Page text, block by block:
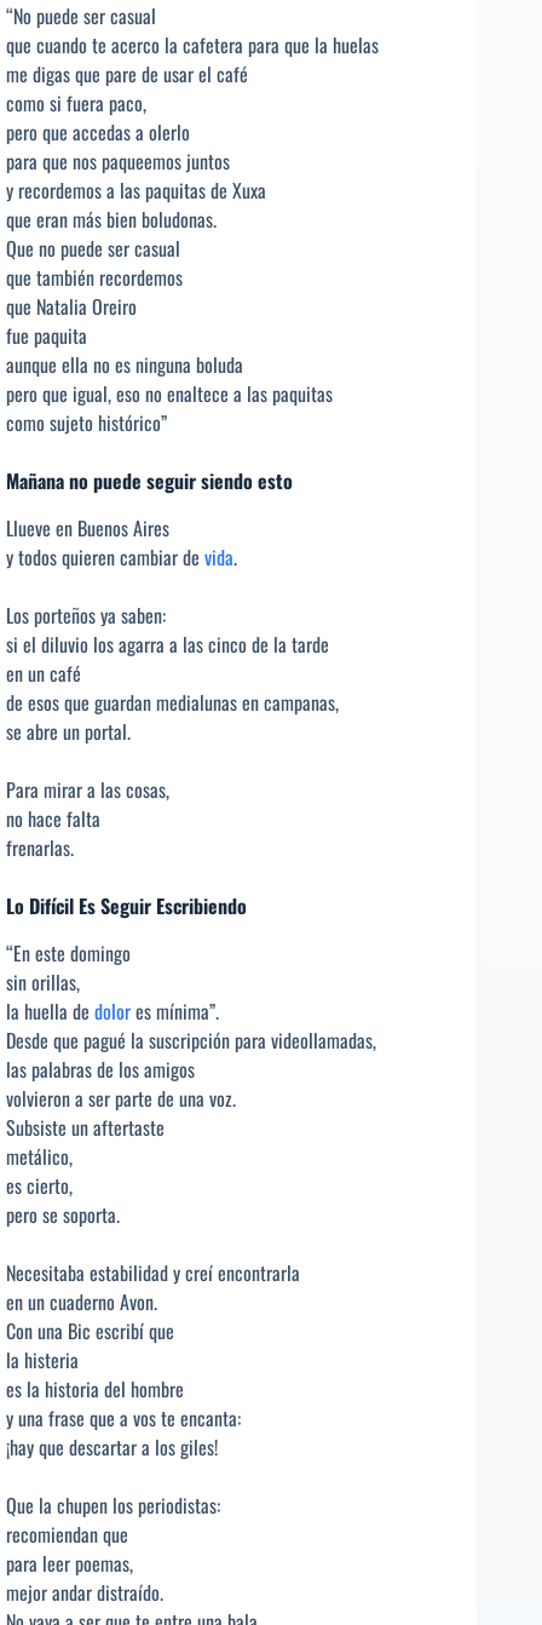
“No puede ser casual
que cuando te acerco la cafetera para que la huelas
me digas que pare de usar el café
como si fuera paco,
pero que accedas a olerlo
para que nos paqueemos juntos
y recordemos a las paquitas de Xuxa
que eran más bien boludonas.
Que no puede ser casual
que también recordemos
que Natalia Oreiro
fue paquita
aunque ella no es ninguna boluda
pero que igual, eso no enaltece a las paquitas
como sujeto histórico”
Mañana no puede seguir siendo esto
Llueve en Buenos Aires
y todos quieren cambiar de vida.
Los porteños ya saben:
si el diluvio los agarra a las cinco de la tarde
en un café
de esos que guardan medialunas en campanas,
se abre un portal.
Para mirar a las cosas,
no hace falta
frenarlas.
Lo Difícil Es Seguir Escribiendo
“En este domingo
sin orillas,
la huella de dolores mínima”.
Desde que pagué la suscripción para videollamadas,
las palabras de los amigos
volvieron a ser parte de una voz.
Subsiste un aftertaste
metálico,
es cierto,
pero se soporta.
Necesitaba estabilidad y creí encontrarla
en un cuaderno Avon.
Con una Bic escribí que
la histeria
es la historia del hombre
y una frase que a vos te encanta:
¡hay que descartar a los giles!
Que la chupen los periodistas:
recomiendan que
para leer poemas,
mejor andar distraído.